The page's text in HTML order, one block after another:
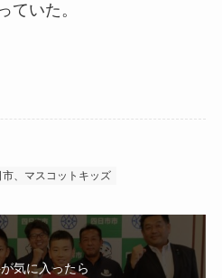
ていた。
、マスコットキッズ
気に入ったら